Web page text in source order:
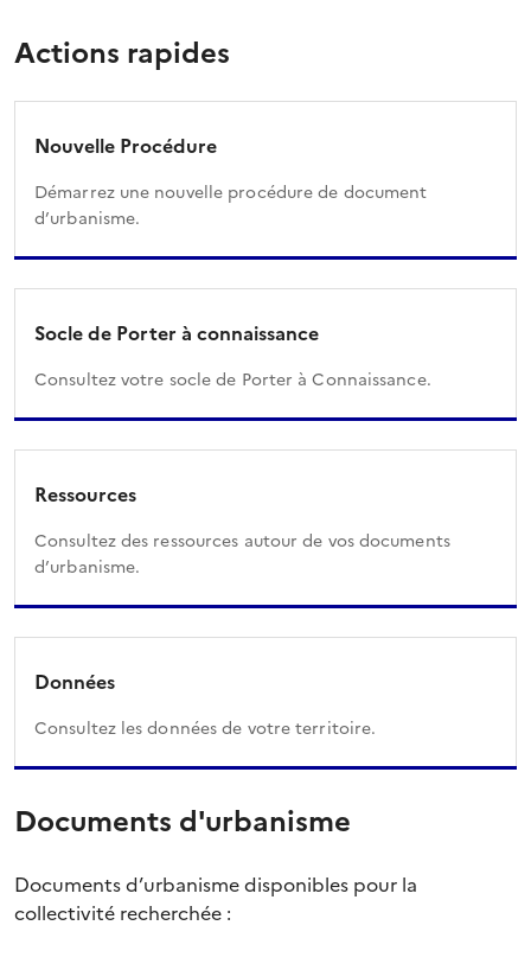
Actions rapides
Nouvelle Procédure
Démarrez une nouvelle procédure de document
d’urbanisme.
Socle de Porter à connaissance
Consultez votre socle de Porter à Connaissance.
Ressources
Consultez des ressources autour de vos documents
d’urbanisme.
Données
Consultez les données de votre territoire.
Documents d'urbanisme
Documents d’urbanisme disponibles pour la
collectivité recherchée :